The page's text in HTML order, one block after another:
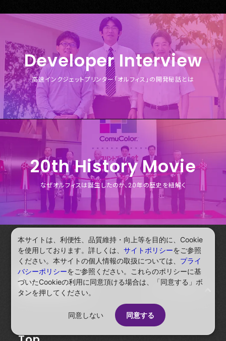
Developer Interview
高速インクジェットプリンター「オルフィス」の開発秘話とは
20thHistory Movie
なぜオルフィスは誕生したのか、 20年の歴史を紐解く
本サイトは、利便性、品質維持・向上等を目的に、Cookie
を使用しております。詳しくは、サイトポリシーをご参照
ください。本サイトの個人情報の取扱については、 プライ
バシーポリシーをご参照ください。これらのポリシーに基
づいたCookieの利用に同意頂ける場合は、「同意する」ボ
タンを押してください。
同意しない 同意する